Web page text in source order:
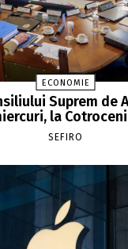
ECONOMIE
Suprem de
la
SEFIRO